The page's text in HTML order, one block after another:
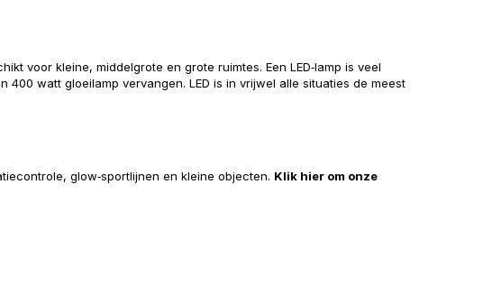
voor kleine, middelgrote en grote ruimtes. Een LED‑lamp is veel
watt gloeilamp vervangen. LED is in vrijwel alle situaties de meest
glow‑sportlijnen en kleine objecten. Klik hier om onze